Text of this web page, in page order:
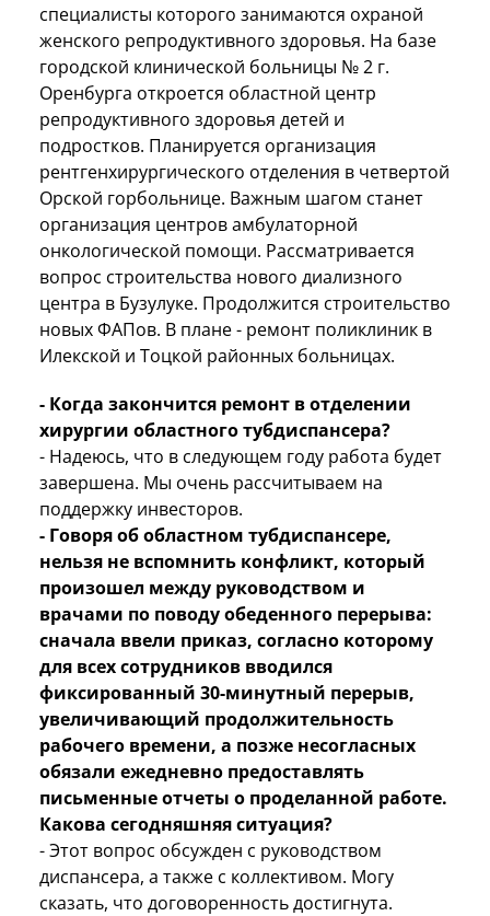
специалисты которого занимаются охраной
женского репродуктивного здоровья. На базе
городской клинической больницы № 2 г.
Оренбурга откроется областной центр
репродуктивного здоровья детей и
подростков. Планируется организация
рентгенхирургического отделения в четвертой
Орской горбольнице. Важным шагом станет
организация центров амбулаторной
онкологической помощи. Рассматривается
вопрос строительства нового диализного
центра в Бузулуке. Продолжится строительство
новых ФАПов. В плане - ремонт поликлиник в
Илекской и Тоцкой районных больницах.
- Когда закончится ремонт в отделении
хирургии областного тубдиспансера?
- Надеюсь, что в следующем году работа будет
завершена. Мы очень рассчитываем на
поддержку инвесторов.
- Говоря об областном тубдиспансере,
нельзя не вспомнить конфликт, который
произошел между руководством и
врачами по поводу обеденного перерыва:
сначала ввели приказ, согласно которому
для всех сотрудников вводился
фиксированный 30-минутный перерыв,
увеличивающий продолжительность
рабочего времени, а позже несогласных
обязали ежедневно предоставлять
письменные отчеты о проделанной работе.
Какова сегодняшняя ситуация?
- Этот вопрос обсужден с руководством
диспансера, а также с коллективом. Могу
сказать, что договоренность достигнута.